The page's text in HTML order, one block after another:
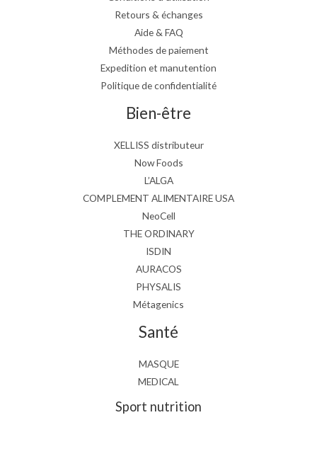
Retours & échanges
Aide & FAQ
Méthodes de paiement
Expedition et manutention
Politique de confidentialité
Bien-être
XELLISS distributeur
Now Foods
L’ALGA
COMPLEMENT ALIMENTAIRE USA
NeoCell
THE ORDINARY
ISDIN
AURACOS
PHYSALIS
Métagenics
Santé
MASQUE
MEDICAL
Sport nutrition